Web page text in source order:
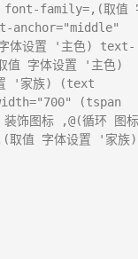
family=,(取值
体设置 '主色) text-
字体设置 '主色)
'家族) (text
(tspan
图标 ,@(循环 图标
字体设置 '家族)